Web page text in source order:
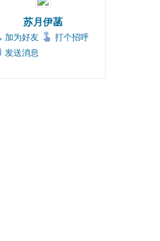
苏月伊菡
加为好友
打个招呼
发送消息